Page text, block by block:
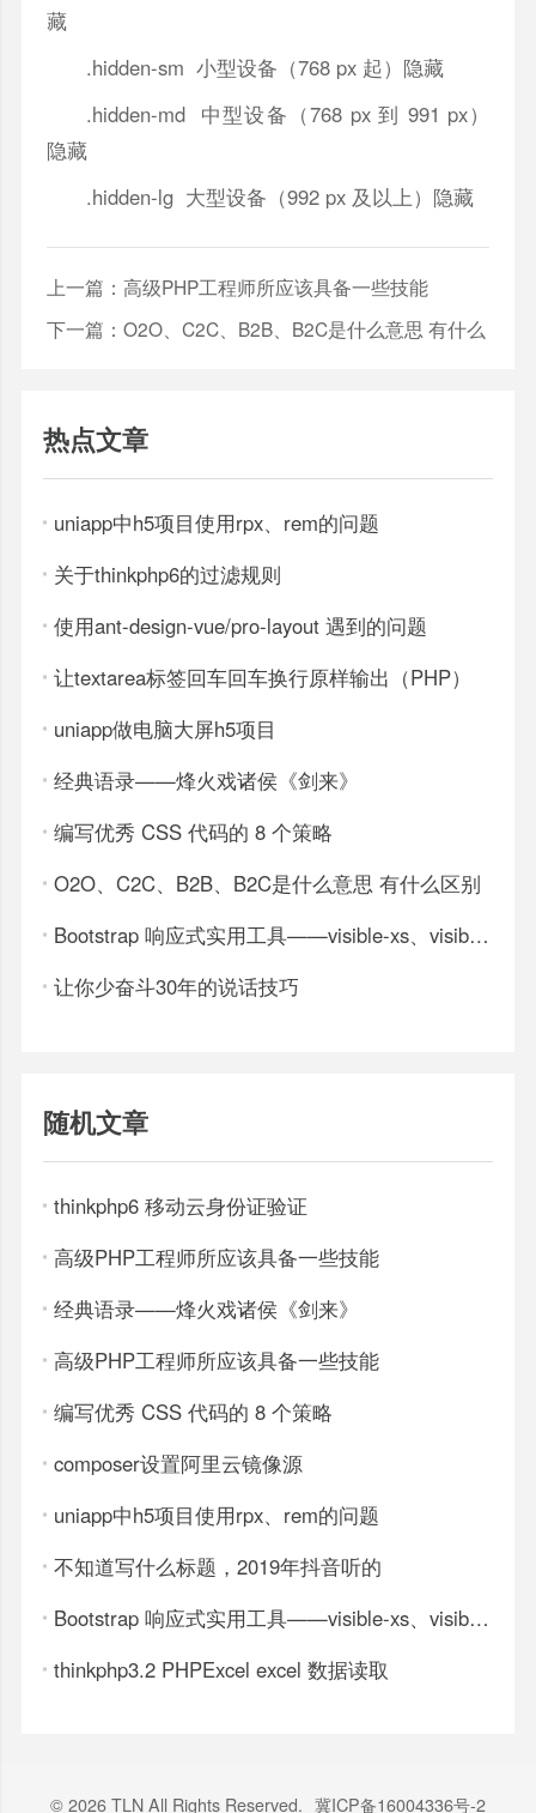
藏
.hidden-sm 小型设备（768 px 起）隐藏
.hidden-md 中型设备（768 px 到 991 px）
隐藏
.hidden-lg 大型设备（992 px 及以上）隐藏
上一篇： 高级PHP工程师所应该具备一些技能
下一篇： O2O、C2C、B2B、B2C是什么意思 有什么
热点文章
uniapp中h5项目使用rpx、rem的问题
关于thinkphp6的过滤规则
使用ant-design-vue/pro-layout 遇到的问题
让textarea标签回车回车换行原样输出（PHP）
uniapp做电脑大屏h5项目
经典语录——烽火戏诸侯《剑来》
编写优秀 CSS 代码的 8 个策略
O2O、C2C、B2B、B2C是什么意思 有什么区别
Bootstrap 响应式实用工具——visible-xs、visible-sm、hidden-xs、hidden-sm等
让你少奋斗30年的说话技巧
随机文章
thinkphp6 移动云身份证验证
高级PHP工程师所应该具备一些技能
经典语录——烽火戏诸侯《剑来》
高级PHP工程师所应该具备一些技能
编写优秀 CSS 代码的 8 个策略
composer设置阿里云镜像源
uniapp中h5项目使用rpx、rem的问题
不知道写什么标题，2019年抖音听的
Bootstrap 响应式实用工具——visible-xs、visible-sm、hidden-xs、hidden-sm等
thinkphp3.2 PHPExcel excel 数据读取
© 2026 TLN All Rights Reserved. 冀ICP备16004336号-2